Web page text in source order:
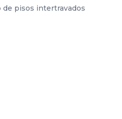
pisos intertravados